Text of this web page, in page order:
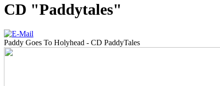
CD "Paddytales"
Paddy Goes To Holyhead - CD PaddyTales